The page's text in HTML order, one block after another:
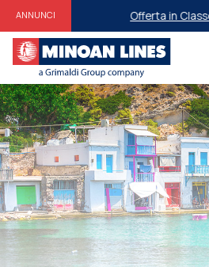
ANNUNCI Offerta in